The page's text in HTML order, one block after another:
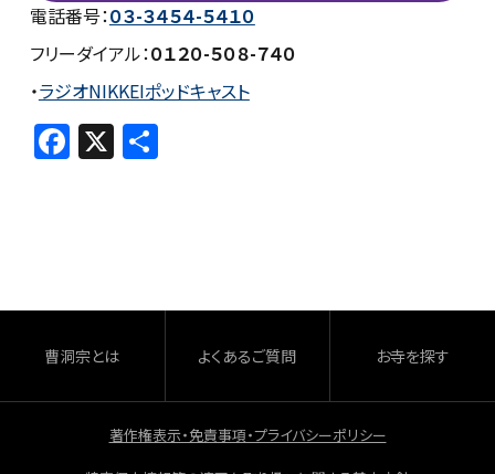
電話番号：０３-３４５４-５４１０
フリーダイアル：０１２０-５０８-７４０
・ラジオNIKKEIポッドキャスト
F
a
o
o
k
X 共
曹洞宗とは よくあるご質問 お寺を探す
著作権表示・免責事項・プライバシーポリシー